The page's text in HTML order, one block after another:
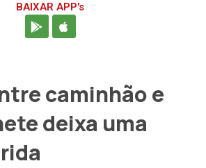
BAIXAR APP's
caminhão e
deixa uma